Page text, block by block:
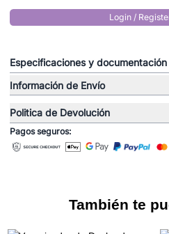
Login /
Especificaciones y
Información de Envío
Politica de Devolución
Pagos seguros:
También te